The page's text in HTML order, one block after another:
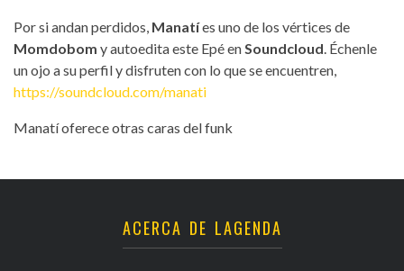
Por si andan perdidos, Manatíes uno de los vértices de
Momdobom y autoedita este Epé en Soundcloud . Échenle
un ojo a su perfil y disfruten con lo que se encuentren,
https://soundcloud.com/manati
Manatí oferece otras caras del funk
ACERCA DE LAGENDA